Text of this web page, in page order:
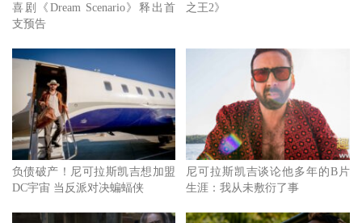
志专访，曾透露自己干脆把这段破产人生，搬上大屏幕来呈
事，另外尼可拉斯凯吉也透露，自己虽然曾经负债过，但目
前也都还清债务，而雨过天晴的他，票房也不断回温，如今
已走过低谷，准备再创下一个高峰。
喜剧《Dream Scenario》释出首
支预告
之王2》
负债破产！尼可拉斯凯吉想加盟
DC宇宙 当反派对决蝙蝠侠
尼可拉斯凯吉谈论他多年的B片
生涯：我从未敷衍了事